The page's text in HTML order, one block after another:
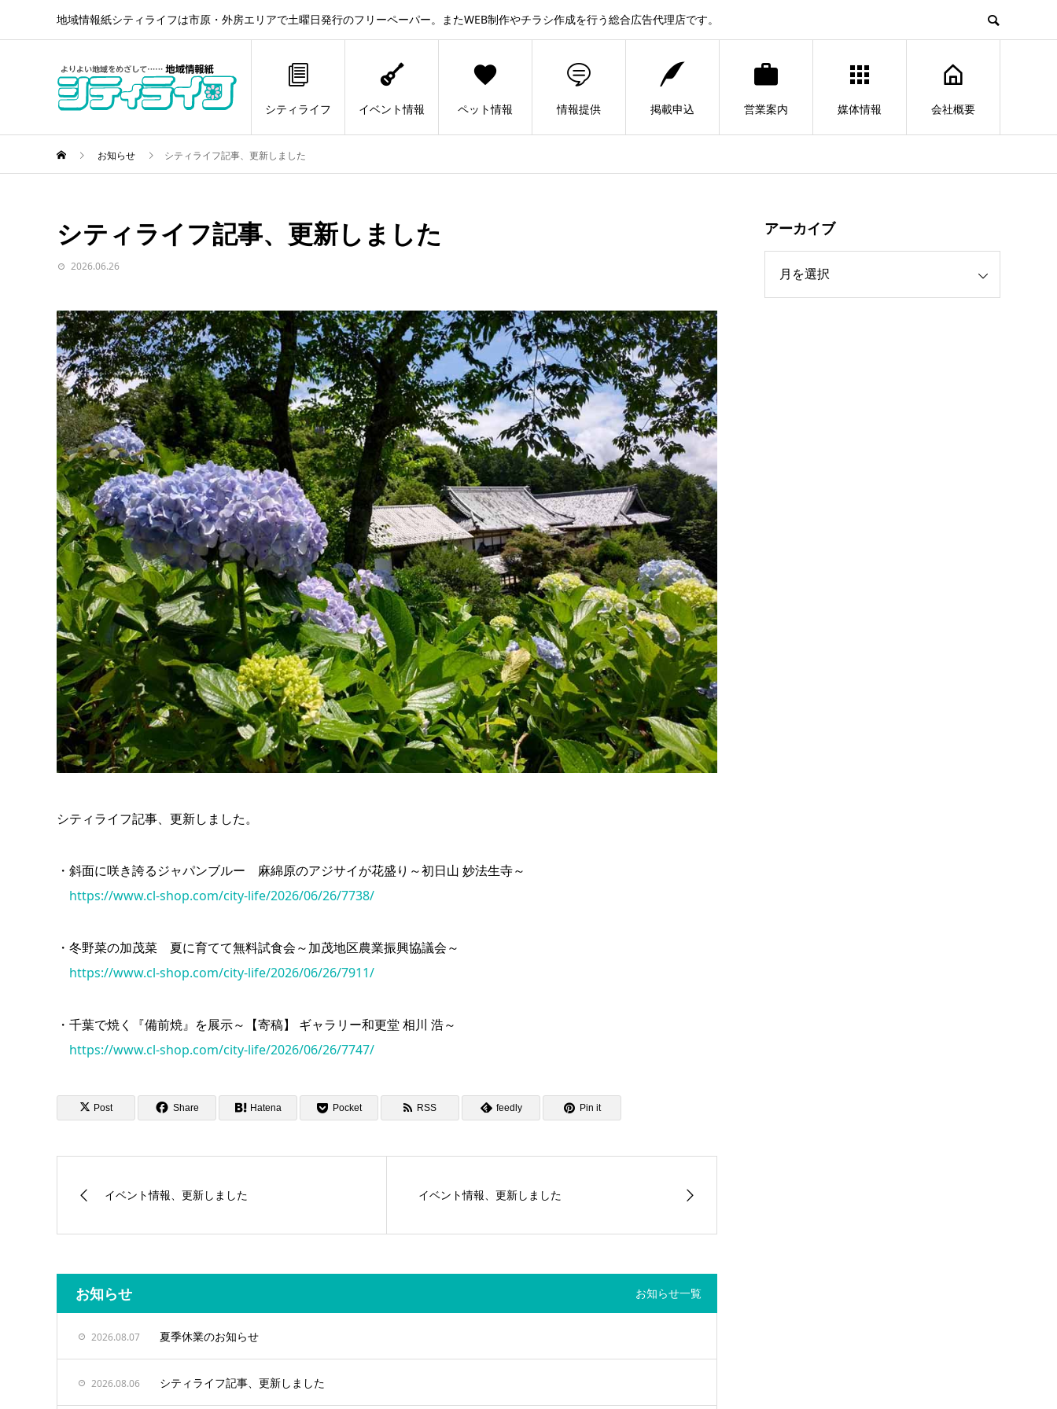
地域情報紙シティライフは市原・外房エリアで土曜日発行のフリーペーパー。またWEB制作やチラシ作成を行う総合広告代理店です。
シティライフ イベント情報 ペット情報 情報提供 掲載申込 営業案内 媒体情報 会社概要
お知らせ シティライフ記事、更新しました
シティライフ記事、更新しました
2026.06.26
シティライフ記事、更新しました。
・斜面に咲き誇るジャパンブルー 麻綿原のアジサイが花盛り～初日山 妙法生寺～
https://www.cl-shop.com/city-life/2026/06/26/7738/
・冬野菜の加茂菜 夏に育てて無料試食会～加茂地区農業振興協議会～
https://www.cl-shop.com/city-life/2026/06/26/7911/
・千葉で焼く『備前焼』を展示～【寄稿】 ギャラリー和更堂 相川 浩～
https://www.cl-shop.com/city-life/2026/06/26/7747/
Post Share Hatena Pocket RSS feedly Pin it
イベント情報、更新しました イベント情報、更新しました
お知らせ お知らせ一覧
2026.08.07 夏季休業のお知らせ
2026.08.06 シティライフ記事、更新しました
アーカイブ